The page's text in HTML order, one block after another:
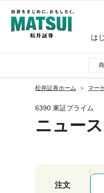
は
松井証券ホーム マー
6390 東証プライム
ニュース
注文